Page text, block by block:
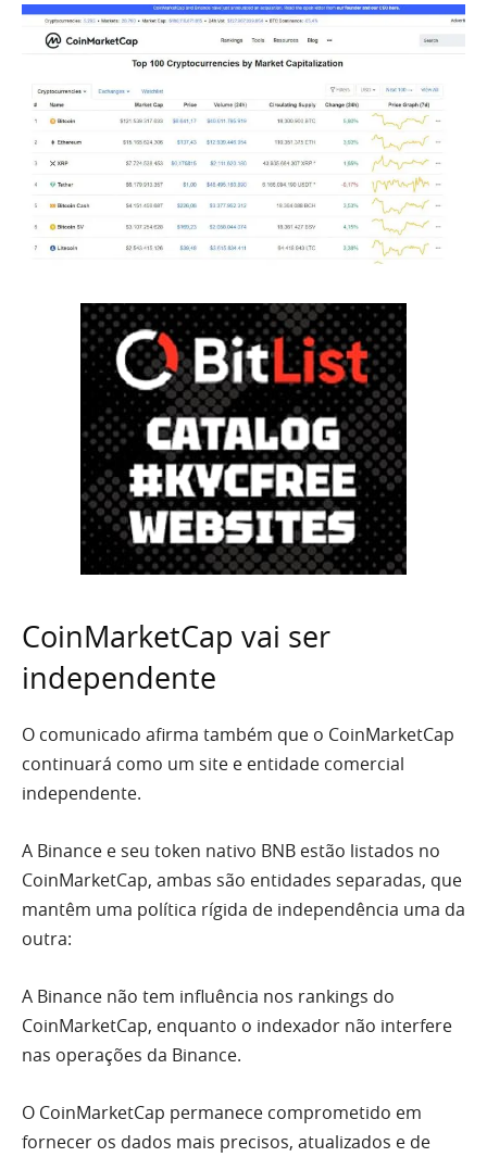
CoinMarketCap vai ser
independente
O comunicado afirma também que o CoinMarketCap
continuará como um site e entidade comercial
independente.
A Binance e seu token nativo BNB estão listados no
CoinMarketCap, ambas são entidades separadas, que
mantêm uma política rígida de independência uma da
outra:
A Binance não tem influência nos rankings do
CoinMarketCap, enquanto o indexador não interfere
nas operações da Binance.
O CoinMarketCap permanece comprometido em
fornecer os dados mais precisos, atualizados e de